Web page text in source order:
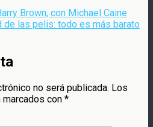
Brown, con Michael Caine
de las pelis: todo es más barato
no será publicada. Los
con *